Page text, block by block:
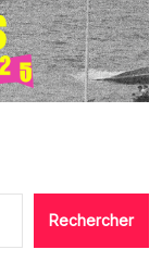
Rechercher